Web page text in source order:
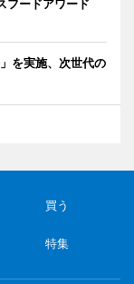
フードアワード
を実施、次世代の
買う
特集